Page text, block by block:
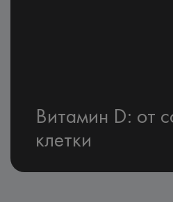
Витамин D: от
клетки